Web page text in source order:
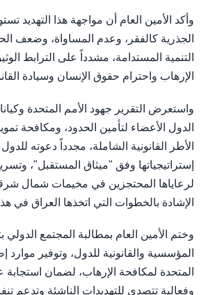
وأكد الأمين العام أن مواجهة هذا التهديد
الجذرية كالفقر، وعدم المساواة، وضعف
التنمية المستدامة، مشدداً على الترابط
الإرهاب واحترام حقوق الإنسان وسيادة
واستعرض التقرير جهود الأمم المتحدة
الدول الأعضاء لتأمين الحدود، ومكافحة
الأطر القانونية الشاملة، مجدداً دعوته
إستراتيجياتها وفق "ميثاق المستقبل"،
لرعاياها المحتجزين في مخيمات شمال
الإشادة بالخطوات التي اتخذها العراق في
وختم الأمين العام بمطالبة المجتمع الدولي
المؤسسية والقانونية للدول، وتوفير موارد
المتحدة لمكافحة الإرهاب، لضمان استجابة
وفعالية تتصدى للتهديدات الناشئة وتدعم